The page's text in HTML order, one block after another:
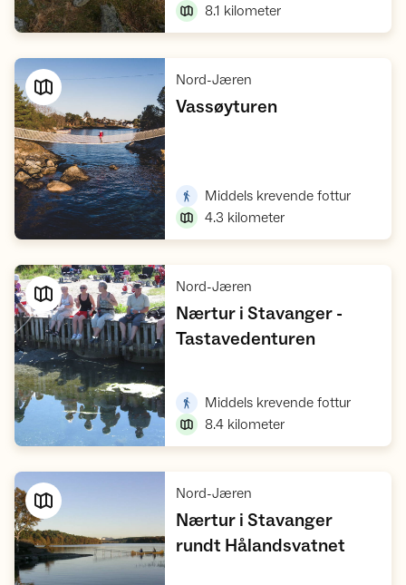
8.1 kilometer
Nord-Jæren
Vassøyturen,
Middels krevende fottur,
4.3 kilometer
Nord-Jæren
Nærtur i Stavanger -
Tastavedenturen,
Middels krevende fottur,
8.4 kilometer
Nord-Jæren
Nærtur i Stavanger
rundt Hålandsvatnet